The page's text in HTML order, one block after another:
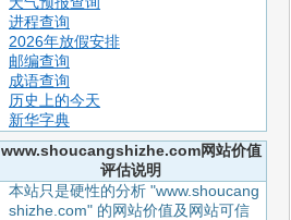
进程查询
2026年放假安排
邮编查询
成语查询
历史上的今天
新华字典
www.shoucangshizhe.com网站价值
评估说明
本站只是硬性的分析 "www.shoucang
shizhe.com" 的网站价值及网站可信